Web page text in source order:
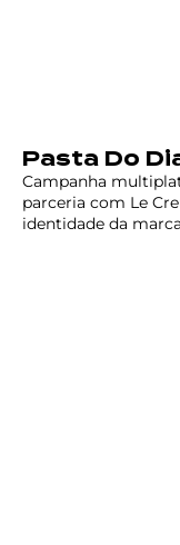
Pasta Do
Campanha
parceria com Le
identidade da